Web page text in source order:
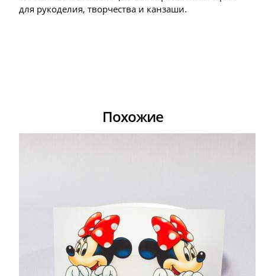
для рукоделия, творчества и канзаши.
Похожие